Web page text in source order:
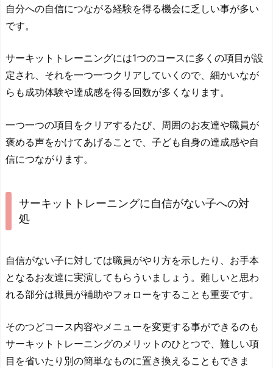
自分への自信につながる経験を得る機会に乏しい事が多い
です。
サーキットトレーニングには1つのコースに多くの項目が設
定され、それを一つ一つクリアしていくので、細かいなが
らも成功体験や達成感を得る回数が多くなります。
一つ一つの項目をクリアするたび、周囲のお友達や職員が
褒める声をかけてあげることで、子ども自身の達成感や自
信につながります。
サーキットトレーニングに自信がない子への対
処
自信がない子に対しては職員がやり方を示したり、お手本
となるお友達に実演してもらういましょう。難しいと思わ
れる部分は職員が補助やフォローをすることも重要です。
そのつどコース内容やメニューを変更する事ができるのも
サーキットトレーニングのメリットのひとつで、難しい項
目を省いたり別の簡単なものに置き換えることもできま